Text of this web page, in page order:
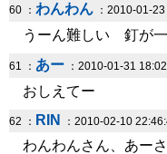
60 ： わんわん ：2010-01-
うーん難しい 釘が
61 ： あー ：2010-01-31
おしえてー
62 ： RIN ：2010-02-10
わんわんさん、あー